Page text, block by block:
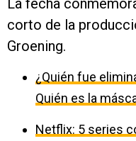
corto de la
Groening.
¿Quién fue
Quién es la
Netflix: 5 series